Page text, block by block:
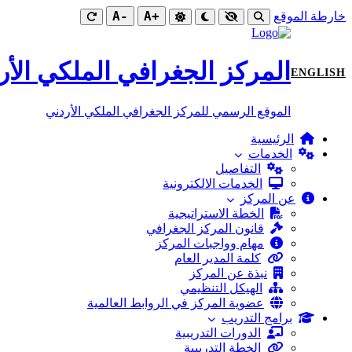
خارطة الموقع +A
-A
ENGLISH المركز الجغرافي الملكي
الموقع الرسمي للمركز الجغرافي الملكي الأردني
الرئيسية
الخدمات
التفاصيل
الخدمات الالكترونية
عن المركز
الخطة الاستراتيجية
قانون المركز الجغرافي
مهام وواجبات المركز
كلمة المدير العام
نبذة عن المركز
الهيكل التنظيمي
عضوية المركز في الروابط العالمية
برامج التدريب
الدورات التدريبية
الخطة التدريبية